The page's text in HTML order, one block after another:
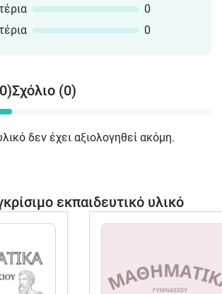
0
0
Σχόλιο (0)
δεν έχει αξιολογηθεί ακόμη.
εκπαιδευτικό υλικό